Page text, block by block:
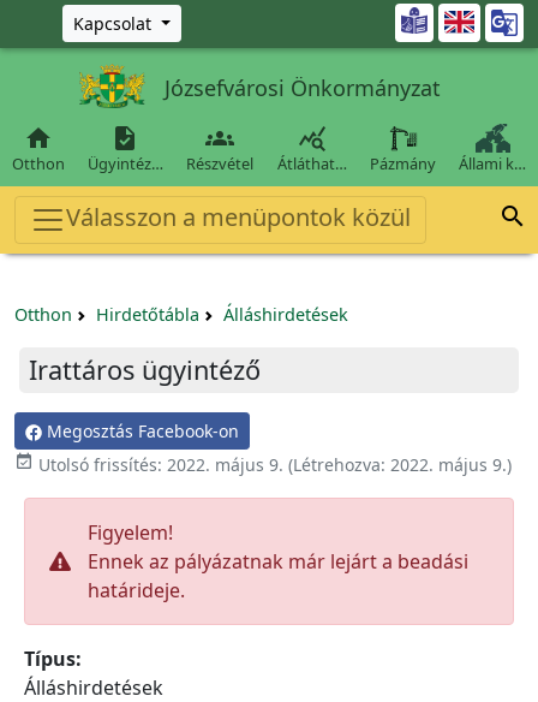
Ugrás a fő tartalomra
Kapcsolat 
Józsefvárosi Önkormányzat

Otthon

Ügyintéz…

Részvétel

Átláthat… Pázmány Állami k…
Válasszon a menüpontok közül 
Otthon Hirdetőtábla Álláshirdetések
Irattáros ügyintéző
Megosztás Facebook-on
 Utolsó frissítés: 2022. május 9. (Létrehozva: 2022. május 9.)
Figyelem!
Ennek az pályázatnak már lejárt a beadási
határideje.
Típus:
Álláshirdetések